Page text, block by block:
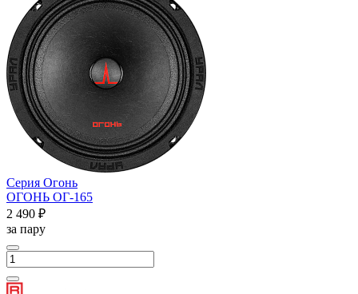
Серия Огонь
ОГОНЬ ОГ-165
2 490 ₽
за пару